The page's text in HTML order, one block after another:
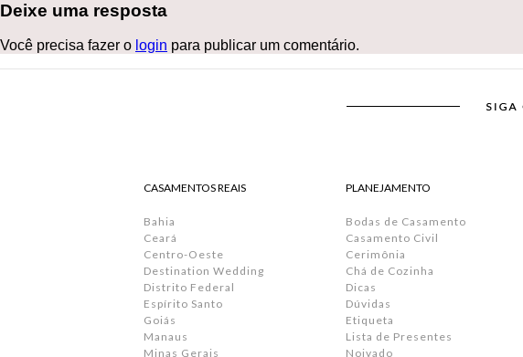
Deixe uma resposta
Você precisa fazer o login para publicar um comentário.
CASAMENTOS REAIS
Bahia
Ceará
Centro-Oeste
Destination Wedding
Distrito Federal
Espírito Santo
Goiás
Manaus
Minas Gerais
PLANEJAMENTO
Bodas de Casamento
Casamento Civil
Cerimônia
Chá de Cozinha
Dicas
Dúvidas
Etiqueta
Lista de Presentes
Noivado